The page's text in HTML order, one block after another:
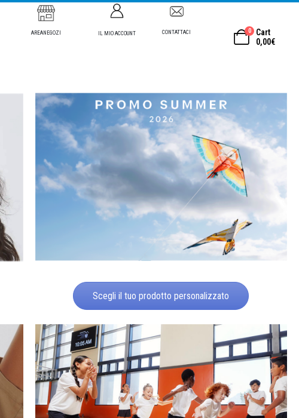
AREANEGOZI IL MIO ACCOUNT CONTATTACI 0
Cart
0,00€
Scegli il tuo prodotto personalizzato